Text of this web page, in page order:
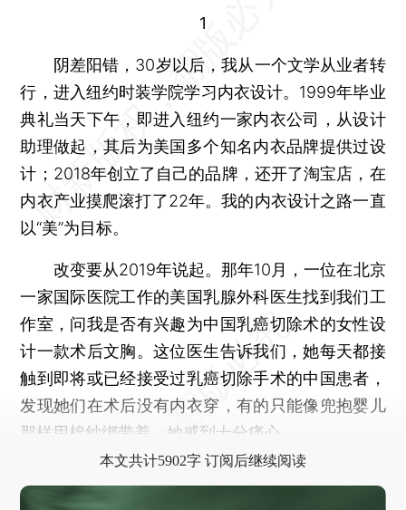
1
阴差阳错，30岁以后，我从一个文学从业者转
行，进入纽约时装学院学习内衣设计。1999年毕业
典礼当天下午，即进入纽约一家内衣公司，从设计
助理做起，其后为美国多个知名内衣品牌提供过设
计；2018年创立了自己的品牌，还开了淘宝店，在
内衣产业摸爬滚打了22年。我的内衣设计之路一直
以“美”为目标。
改变要从2019年说起。那年10月，一位在北京
一家国际医院工作的美国乳腺外科医生找到我们工
作室，问我是否有兴趣为中国乳癌切除术的女性设
计一款术后文胸。这位医生告诉我们，她每天都接
触到即将或已经接受过乳癌切除手术的中国患者，
发现她们在术后没有内衣穿，有的只能像兜抱婴儿
那样用棉纱绑带着，她感到十分痛心。
本文共计5902字 订阅后继续阅读